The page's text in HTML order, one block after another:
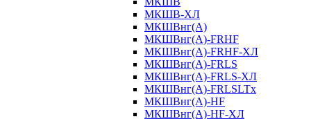
МКШВ-ХЛ
МКШВнг(А)
МКШВнг(А)-FRHF
МКШВнг(А)-FRHF-ХЛ
МКШВнг(А)-FRLS
МКШВнг(А)-FRLS-ХЛ
МКШВнг(А)-FRLSLTx
МКШВнг(А)-HF
МКШВнг(А)-HF-ХЛ